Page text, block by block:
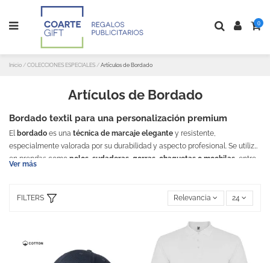
0
Inicio COLECCIONES ESPECIALES Artículos de Bordado
Artículos de Bordado
Bordado textil para una personalización premium
El bordado es una técnica de marcaje elegante y resistente,
especialmente valorada por su durabilidad y aspecto profesional. Se utiliza
en prendas como polos, sudaderas, gorras, chaquetas o mochilas , entre
detalle, y resiste perfectamente los lavados y el uso continuo. Es una
Ver más
FILTERS Relevancia 24